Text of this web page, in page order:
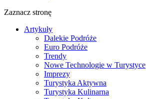
Zaznacz stronę
Artykuły
Dalekie Podróże
Euro Podróże
Trendy
Nowe Technologie w Turystyce
Imprezy
Turystyka Aktywna
Turystyka Kulinarna